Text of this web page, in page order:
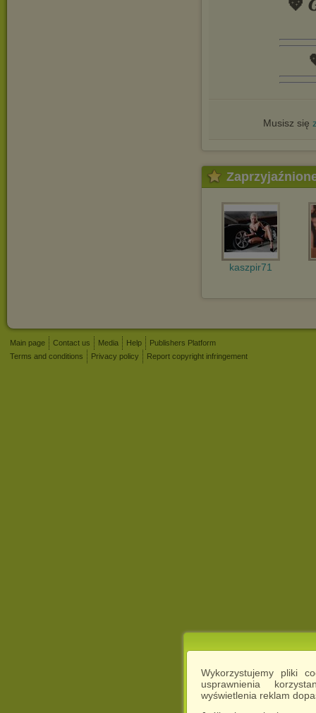
Wykorzystujemy pliki
usprawnienia
wyświetlenia reklam
💖
Musisz się
kaszpir71
Main page Contact us Media Help
Publishers Platform
Terms and conditions
Privacy policy Report copyright infringement